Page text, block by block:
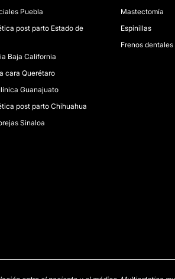
Puebla
post parto Estado de
Baja California
cara Querétaro
Guanajuato
post parto Chihuahua
Sinaloa
Mastectomía
Espinillas
Frenos dentales